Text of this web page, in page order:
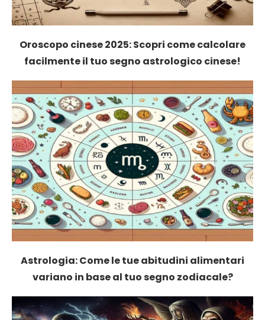
Oroscopo cinese 2025: Scopri come calcolare
facilmente il tuo segno astrologico cinese!
Astrologia: Come le tue abitudini alimentari
variano in base al tuo segno zodiacale?